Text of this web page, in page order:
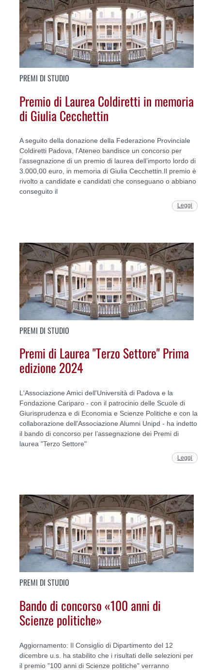
PREMI DI STUDIO
Premio di Laurea Coldiretti in memoria
di Giulia Cecchettin
A seguito della donazione della Federazione Provinciale
Coldiretti Padova, l'Ateneo bandisce un concorso per
l’assegnazione di un premio di laurea dell’importo lordo di
3.000,00 euro, in memoria di Giulia Cecchettin.Il premio è
rivolto a candidate e candidati che conseguano o abbiano
conseguito il
Leggi
PREMI DI STUDIO
Premi di Laurea "Terzo Settore" Prima
edizione 2024
L'Associazione Amici dell'Università di Padova e la
Fondazione Cariparo - con il patrocinio delle Scuole di
Giurisprudenza e di Economia e Scienze Politiche e con la
collaborazione dell'Associazione Alumni Unipd - ha indetto
il bando di concorso per l’assegnazione dei Premi di
laurea "Terzo Settore"
Leggi
PREMI DI STUDIO
Bando di concorso «100 anni di
Scienze politiche»
Aggiornamento: Il Consiglio di Dipartimento del 12
dicembre u.s. ha stabilito che i risultati delle selezioni per
il premio "100 anni di Scienze politiche" verranno